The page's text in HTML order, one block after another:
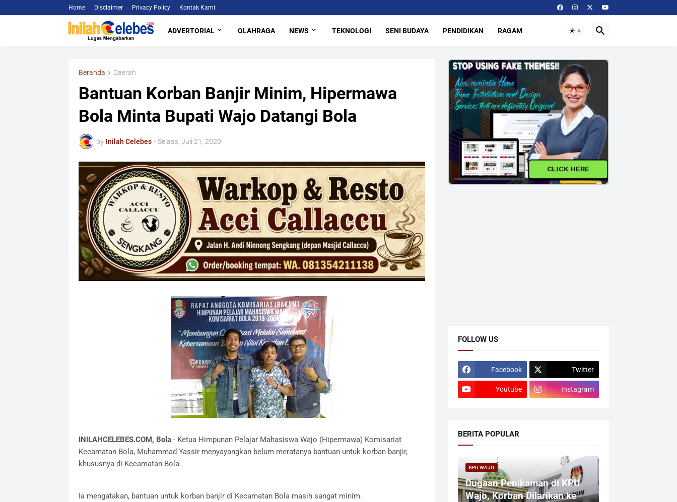
Home Disclaimer Privacy Policy Kontak Kami
ADVERTORIAL OLAHRAGA NEWS TEKNOLOGI SENI BUDAYA PENDIDIKAN RAGAM
Beranda Daerah
Bantuan Korban Banjir Minim, Hipermawa
Bola Minta Bupati Wajo Datangi Bola
by Inilah Celebes - Selasa, Juli 21, 2020
INILAHCELEBES.COM, Bola- Ketua Himpunan Pelajar Mahasiswa Wajo (Hipermawa) Komisariat
Kecamatan Bola, Muhammad Yassir menyayangkan belum meratanya bantuan untuk korban banjir,
khususnya di Kecamatan Bola.
Ia mengatakan, bantuan untuk korban banjir di Kecamatan Bola masih sangat minim.
CLICK HERE
FOLLOW US
Facebook Twitter
Youtube Instagram
BERITA POPULAR
KPU WAJO
Dugaan Penikaman di KPU
Wajo, Korban Dilarikan ke